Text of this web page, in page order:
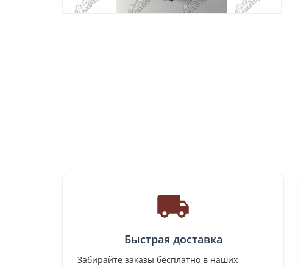
Быстрая доставка
Забирайте заказы бесплатно в наших